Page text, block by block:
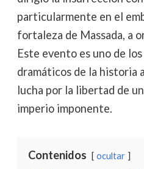
particularmente en el
fortaleza de Massada, a
Este evento es uno de
dramáticos de la historia
lucha por la libertad de
imperio imponente.
Contenidos ocultar